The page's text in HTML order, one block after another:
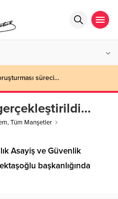
süreci…
,Tüm Manşetler
Asayiş ve Güvenlik
başkanlığında